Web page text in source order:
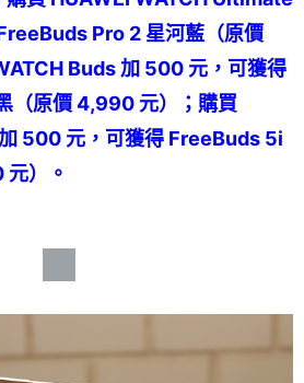
Pro 2 星河藍（原價
Buds 加 500 元，可獲得
（原價 4,990 元）；購買
500 元，可獲得 FreeBuds 5i
）。